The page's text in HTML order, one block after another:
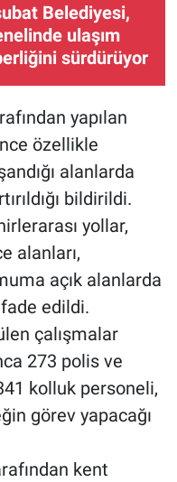
Belediyesi,
ulaşım
sürdürüyor
yapılan
özellikle
alanlarda
bildirildi.
yollar,
alanları,
açık alanlarda
edildi.
çalışmalar
273 polis ve
kolluk personeli,
görev yapacağı
kent